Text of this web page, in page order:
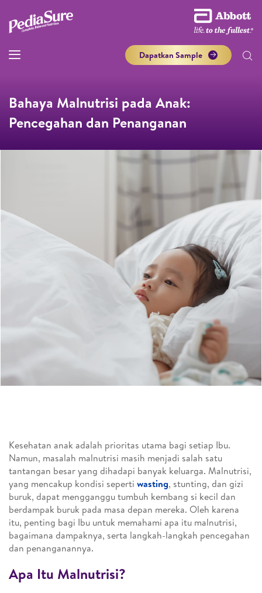
Dapatkan Sample
Bahaya Malnutrisi pada Anak:
Pencegahan dan Penanganan
Kesehatan anak adalah prioritas utama bagi setiap Ibu.
Namun, masalah malnutrisi masih menjadi salah satu
tantangan besar yang dihadapi banyak keluarga. Malnutrisi,
yang mencakup kondisi seperti wasting, stunting, dan gizi
buruk, dapat mengganggu tumbuh kembang si kecil dan
berdampak buruk pada masa depan mereka. Oleh karena
itu, penting bagi Ibu untuk memahami apa itu malnutrisi,
bagaimana dampaknya, serta langkah-langkah pencegahan
dan penanganannya.
Apa Itu Malnutrisi?